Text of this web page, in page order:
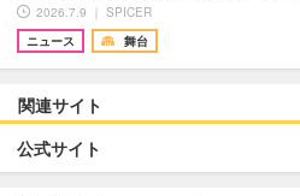
2026.7.9 ｜ SPICER
ニュース
舞台
関連サイト
公式サイト